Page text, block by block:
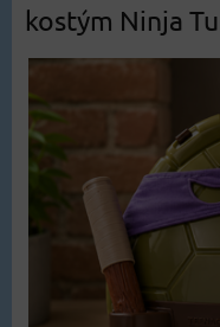
kostým Ninja